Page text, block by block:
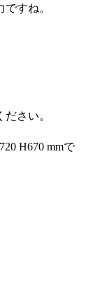
すね。
さい。
H670 mmで